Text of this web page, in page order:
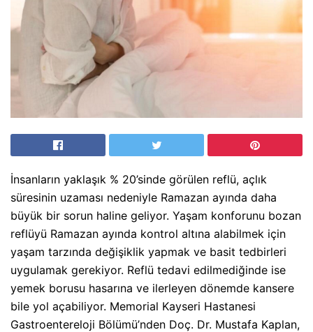
İnsanların yaklaşık % 20’sinde görülen reflü, açlık
süresinin uzaması nedeniyle Ramazan ayında daha
büyük bir sorun haline geliyor. Yaşam konforunu bozan
reflüyü Ramazan ayında kontrol altına alabilmek için
yaşam tarzında değişiklik yapmak ve basit tedbirleri
uygulamak gerekiyor. Reflü tedavi edilmediğinde ise
yemek borusu hasarına ve ilerleyen dönemde kansere
bile yol açabiliyor. Memorial Kayseri Hastanesi
Gastroentereloji Bölümü’nden Doç. Dr. Mustafa Kaplan,